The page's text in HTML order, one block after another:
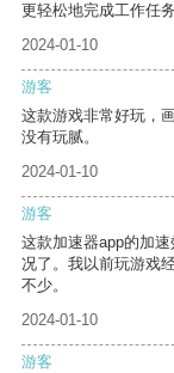
更轻松地完成工作任务
2024-01-10
游客
这款游戏非常好玩，
没有玩腻。
2024-01-10
游客
这款加速器app的加
况了。我以前玩游戏
不少。
2024-01-10
游客